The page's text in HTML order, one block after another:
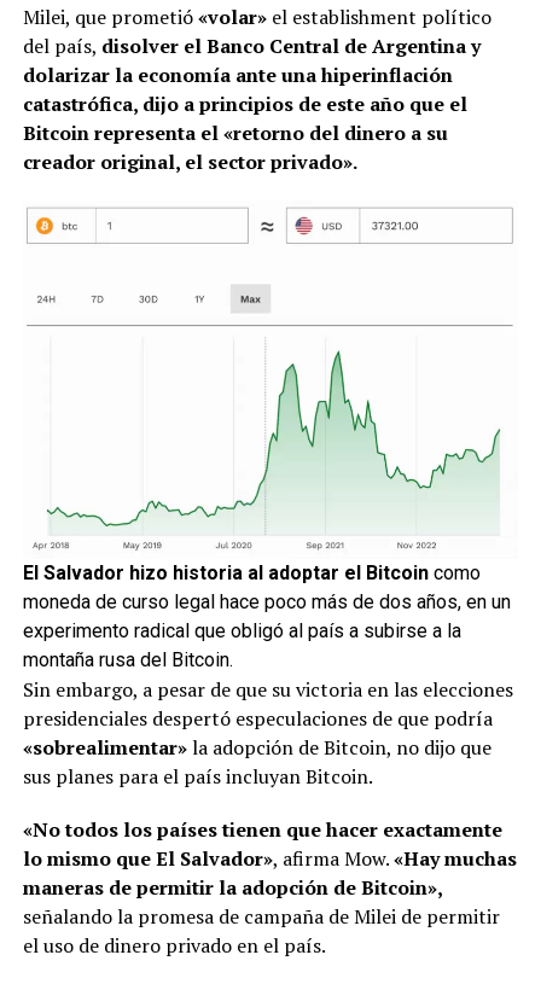
Milei, que prometió«volar»el establishment político
del país, disolver el Banco Central de Argentina y
dolarizar la economía ante una hiperinflación
catastrófica, dijo a principios de este año que el
Bitcoin representa el «retorno del dinero a su
creador original, el sector privado».
El Salvador hizo historia al adoptar el Bitcoincomo
moneda de curso legal hace poco más de dos años, en un
experimento radical que obligó al país a subirse a la
montaña rusa del Bitcoin.
Sin embargo, a pesar de que su victoria en las elecciones
presidenciales despertó especulaciones de que podría
«sobrealimentar»la adopción de Bitcoin, no dijo que
sus planes para el país incluyan Bitcoin.
«No todos los países tienen que hacer exactamente
lo mismo que El Salvador», afirma Mow.«Hay muchas
maneras de permitir la adopción de Bitcoin»,
señalando la promesa de campaña de Milei de permitir
el uso de dinero privado en el país.